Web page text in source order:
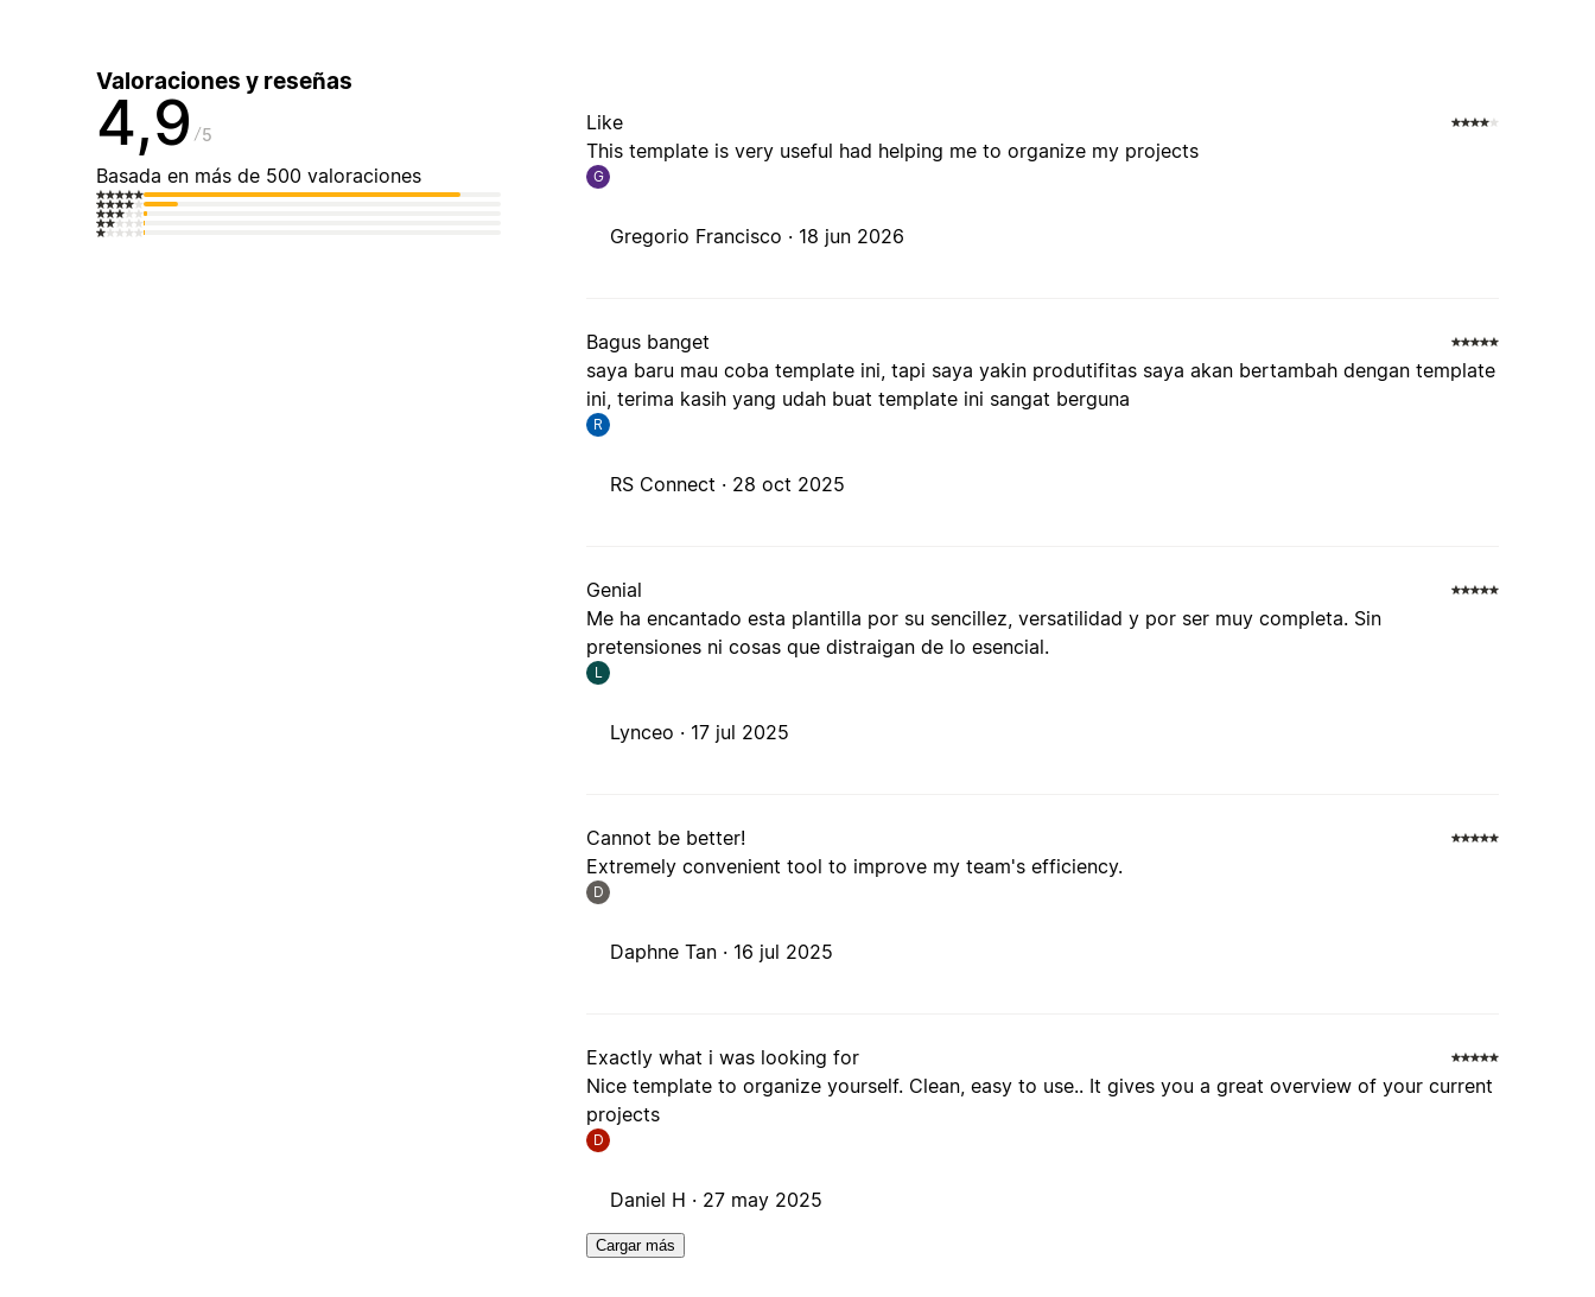
Valoraciones y reseñas
4,9 5
Basada en más de 500 valoraciones
Like
This template is very useful had helping me to organize my projects
G
Gregorio Francisco · 18 jun 2026
Bagus banget
saya baru mau coba template ini, tapi saya yakin produtifitas saya akan bertambah dengan template
ini, terima kasih yang udah buat template ini sangat berguna
R
RS Connect · 28 oct 2025
Genial
Me ha encantado esta plantilla por su sencillez, versatilidad y por ser muy completa. Sin
pretensiones ni cosas que distraigan de lo esencial.
L
Lynceo · 17 jul 2025
Cannot be better!
Extremely convenient tool to improve my team's efficiency.
D
Daphne Tan · 16 jul 2025
Exactly what i was looking for
Nice template to organize yourself. Clean, easy to use.. It gives you a great overview of your current
projects
D
Daniel H · 27 may 2025
Cargar más